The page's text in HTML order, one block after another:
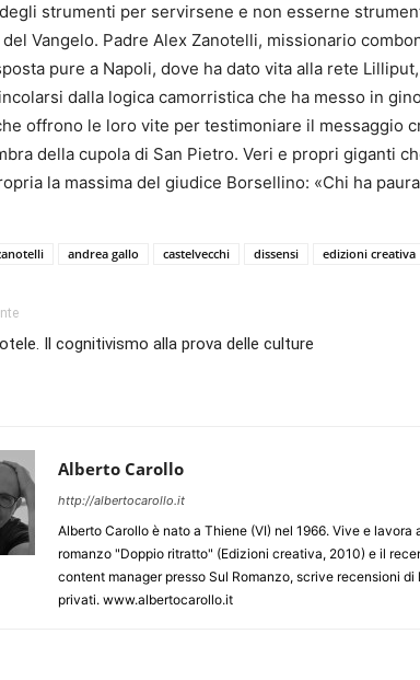
strumenti per servirsene e non esserne
del Vangelo. Padre Alex Zanotelli, missionario
pure a Napoli, dove ha dato vita alla rete
dalla logica camorristica che ha messo in
offrono le loro vite per testimoniare il messaggio
della cupola di San Pietro. Veri e propri giganti
la massima del giudice Borsellino: «Chi ha
andrea gallo castelvecchi dissensi edizioni creativa
Il cognitivismo alla prova delle culture
Alberto Carollo
http://albertocarollo.it
Alberto Carollo è nato a Thiene (VI) nel 1966. Vive e
romanzo "Doppio ritratto" (Edizioni creativa, 2010) e il
content manager presso Sul Romanzo, scrive recensioni
privati. www.albertocarollo.it